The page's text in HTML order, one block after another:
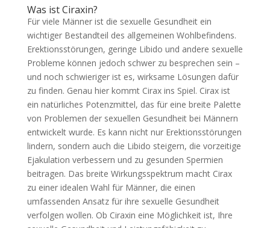
Was ist Ciraxin?
Für viele Männer ist die sexuelle Gesundheit ein
wichtiger Bestandteil des allgemeinen Wohlbefindens.
Erektionsstörungen, geringe Libido und andere sexuelle
Probleme können jedoch schwer zu besprechen sein –
und noch schwieriger ist es, wirksame Lösungen dafür
zu finden. Genau hier kommt Cirax ins Spiel. Cirax ist
ein natürliches Potenzmittel, das für eine breite Palette
von Problemen der sexuellen Gesundheit bei Männern
entwickelt wurde. Es kann nicht nur Erektionsstörungen
lindern, sondern auch die Libido steigern, die vorzeitige
Ejakulation verbessern und zu gesunden Spermien
beitragen. Das breite Wirkungsspektrum macht Cirax
zu einer idealen Wahl für Männer, die einen
umfassenden Ansatz für ihre sexuelle Gesundheit
verfolgen wollen. Ob Ciraxin eine Möglichkeit ist, Ihre